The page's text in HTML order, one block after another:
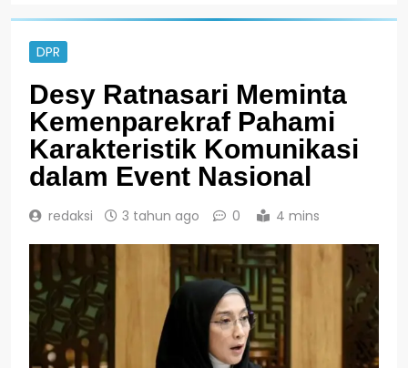
DPR
Desy Ratnasari Meminta
Kemenparekraf Pahami
Karakteristik Komunikasi
dalam Event Nasional
redaksi 3 tahun ago 0 4 mins